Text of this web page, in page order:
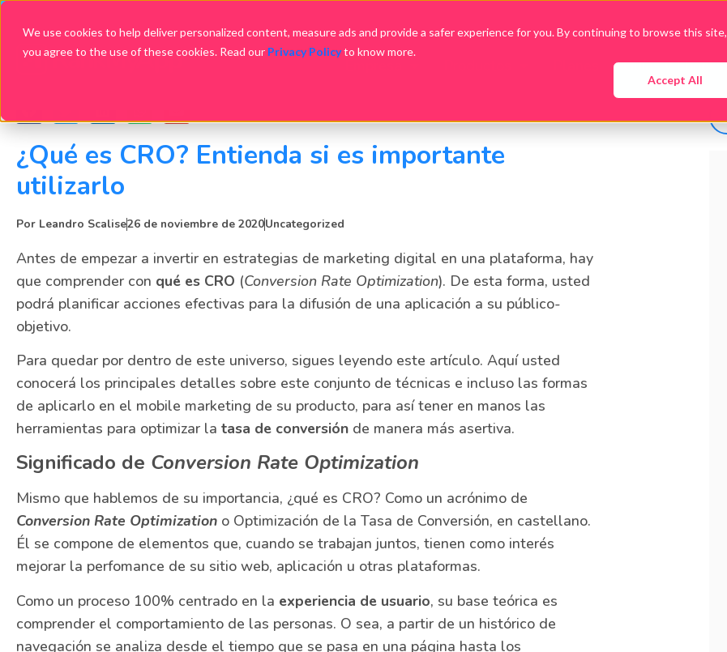
We use cookies to help deliver personalized content, measure ads and provide a safer experience for you. By continuing to browse this site,
you agree to the use of these cookies. Read our Privacy Policyto know more.
Accept All
Guías y Ebooks
¿Qué es CRO? Entienda si es importante
utilizarlo
Por Leandro Scalise26 de noviembre de 2020Uncategorized
Antes de empezar a invertir en estrategias de marketing digital en una plataforma, hay
que comprender con qué es CRO (Conversion Rate Optimization). De esta forma, usted
podrá planificar acciones efectivas para la difusión de una aplicación a su público-
objetivo.
Para quedar por dentro de este universo, sigues leyendo este artículo. Aquí usted
conocerá los principales detalles sobre este conjunto de técnicas e incluso las formas
de aplicarlo en el mobile marketing de su producto, para así tener en manos las
herramientas para optimizar la tasa de conversión de manera más asertiva.
Significado de Conversion Rate Optimization
Mismo que hablemos de su importancia, ¿qué es CRO? Como un acrónimo de
Conversion Rate Optimization o Optimización de la Tasa de Conversión, en castellano.
Él se compone de elementos que, cuando se trabajan juntos, tienen como interés
mejorar la perfomance de su sitio web, aplicación u otras plataformas.
Como un proceso 100% centrado en la experiencia de usuario, su base teórica es
comprender el comportamiento de las personas. O sea, a partir de un histórico de
navegación se analiza desde el tiempo que se pasa en una página hasta los